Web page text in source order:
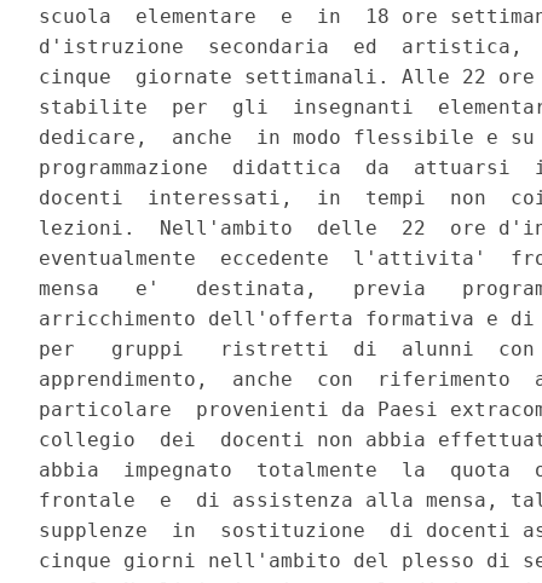
scuola  elementare  e  in  18 ore
d'istruzione  secondaria  ed  artistica,
cinque  giornate settimanali. Alle 22 ore
stabilite  per  gli  insegnanti
dedicare,  anche  in modo flessibile e
programmazione  didattica  da
docenti  interessati,  in  tempi  non
lezioni.  Nell'ambito  delle  22  ore
eventualmente  eccedente  l'attivita'
mensa   e'   destinata,   previa
arricchimento dell'offerta formativa e di
per   gruppi   ristretti  di  alunni
apprendimento,  anche  con
particolare  provenienti da Paesi
collegio  dei  docenti non abbia
abbia  impegnato  totalmente  la
frontale  e  di assistenza alla mensa,
supplenze  in  sostituzione  di docenti
cinque giorni nell'ambito del plesso di